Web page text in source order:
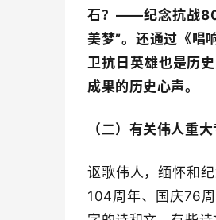
石？——纪念抗战80
美梦”。还通过《唱
卫抗日英雄也是历
成果的历史心声。
（二） 有关伟人重大
讴歌伟人，缅怀和
104周年、国庆76